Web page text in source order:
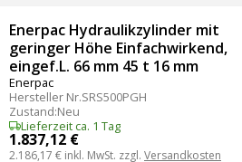
Enerpac Hydraulikzylinder mit
geringer Höhe Einfachwirkend,
eingef.L. 66 mm 45 t 16 mm
Enerpac
Hersteller Nr.SRS500PGH
Zustand:Neu
Lieferzeit ca. 1 Tag
1.837,12 €
2.186,17 € inkl. MwSt. zzgl. Versandkosten